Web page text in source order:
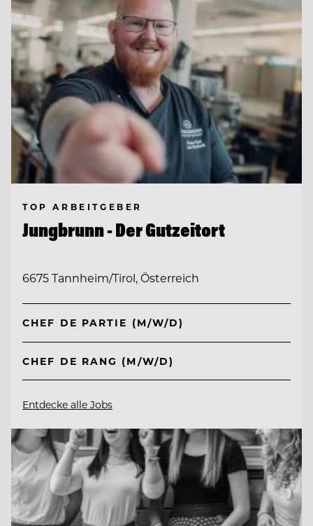
TOP ARBEITGEBER
Jungbrunn - Der Gutzeitort
6675 Tannheim/Tirol, Österreich
CHEF DE PARTIE (M/W/D)
CHEF DE RANG (M/W/D)
Entdecke alle Jobs